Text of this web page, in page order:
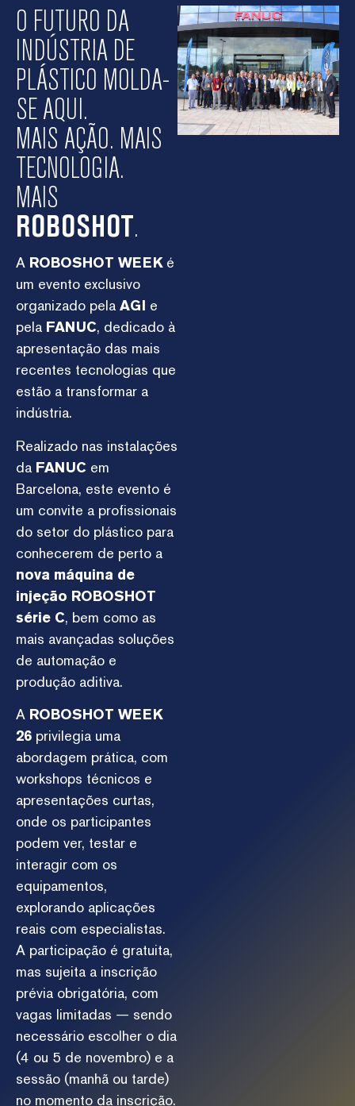
O FUTURO DA
INDÚSTRIA DE
PLÁSTICO MOLDA-
SE AQUI.
MAIS AÇÃO. MAIS
TECNOLOGIA.
MAIS
ROBOSHOT.
A ROBOSHOT WEEKé
um evento exclusivo
organizado pela AGI e
pela FANUC, dedicado à
apresentação das mais
recentes tecnologias que
estão a transformar a
indústria.
Realizado nas instalações
da FANUC em
Barcelona, este evento é
um convite a profissionais
do setor do plástico para
conhecerem de perto a
nova máquina de
injeção ROBOSHOT
série C, bem como as
mais avançadas soluções
de automação e
produção aditiva.
A ROBOSHOT WEEK
26 privilegia uma
abordagem prática, com
workshops técnicos e
apresentações curtas,
onde os participantes
podem ver, testar e
interagir com os
equipamentos,
explorando aplicações
reais com especialistas.
A participação é gratuita,
mas sujeita a inscrição
prévia obrigatória, com
vagas limitadas — sendo
necessário escolher o dia
(4 ou 5 de novembro) e a
sessão (manhã ou tarde)
no momento da inscrição.